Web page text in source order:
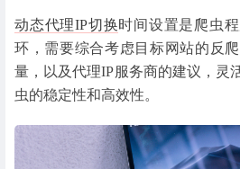
动态代理IP切换时间设置是爬虫
环，需要综合考虑目标网站的反
量，以及代理IP服务商的建议，灵
虫的稳定性和高效性。